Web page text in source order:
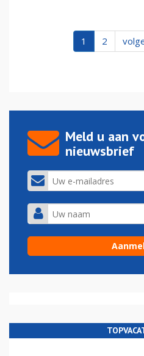
1 2
Meld u aan
nieuwsbrief